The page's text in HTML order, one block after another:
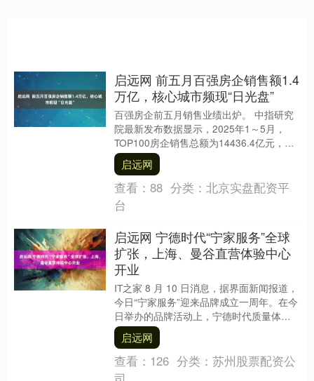
启远网 前五月百强房企销售额1.4
万亿，核心城市频现“日光盘”
百强房企前五月销售业绩出炉。 中指研究
院最新发布数据显示，2025年1～5月，
TOP100房企销售总额为14436.4亿元，同
比下降10.8%，降幅较1～4月基....
启远网
查看： 88 分类： 北京实盘配资平
台
启远网 宁德时代“宁家服务”全球
扩张，上海、曼谷直营体验中心
开业
IT之家 8 月 10 日消息，据界面新闻报道，
今日“宁家服务”迎来品牌成立一周年。在今
日举办的品牌活动上，宁德时代质量体
系、后市场业务部总裁李伟宣布，“宁家
服....
启远网
查看： 126 分类： 苏州股票配资公